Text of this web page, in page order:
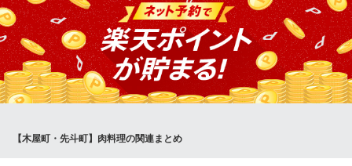
ほどの柔らかさが魅力です。口の中に入れた瞬間にふわっと広が
る贅沢な旨みと、お肉の芳醇な味わいをお楽しみください。
先斗町 肉処 だん炉 京都店
個室・半個室ありの焼肉
阪急京都線京都河原町駅 徒歩4分
【木屋町・先斗町】肉料理の関連まとめ